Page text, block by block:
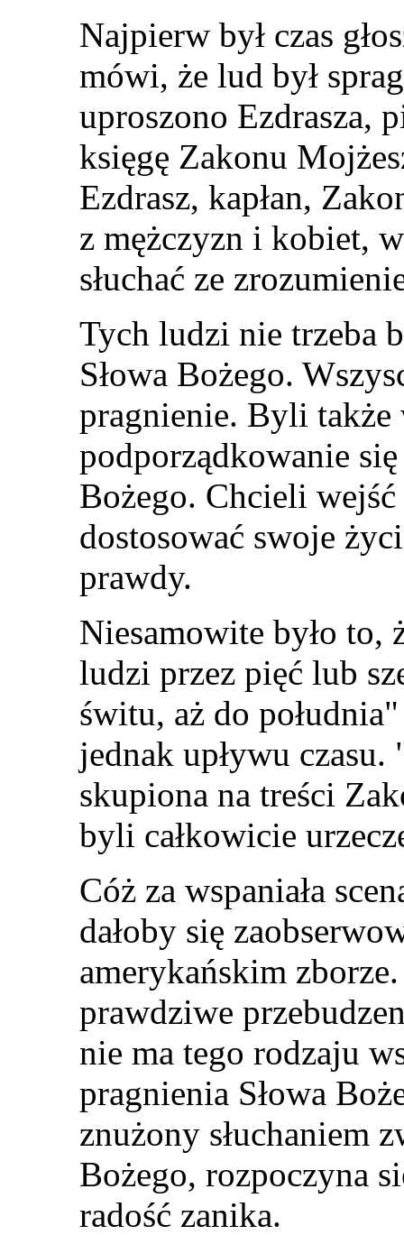
Najpierw był czas
mówi, że lud był
uproszono Ezdrasza,
księgę Zakonu
Ezdrasz, kapłan,
z mężczyzn i kobiet,
słuchać ze
Tych ludzi nie trzeba
Słowa Bożego.
pragnienie. Byli także
podporządkowanie
Bożego. Chcieli
dostosować swoje
prawdy.
Niesamowite było to,
ludzi przez pięć lub
świtu, aż do
jednak upływu czasu.
skupiona na treści
byli całkowicie
Cóż za wspaniała
dałoby się
amerykańskim
prawdziwe
nie ma tego rodzaju
pragnienia Słowa
znużony słuchaniem
Bożego, rozpoczyna
radość zanika.